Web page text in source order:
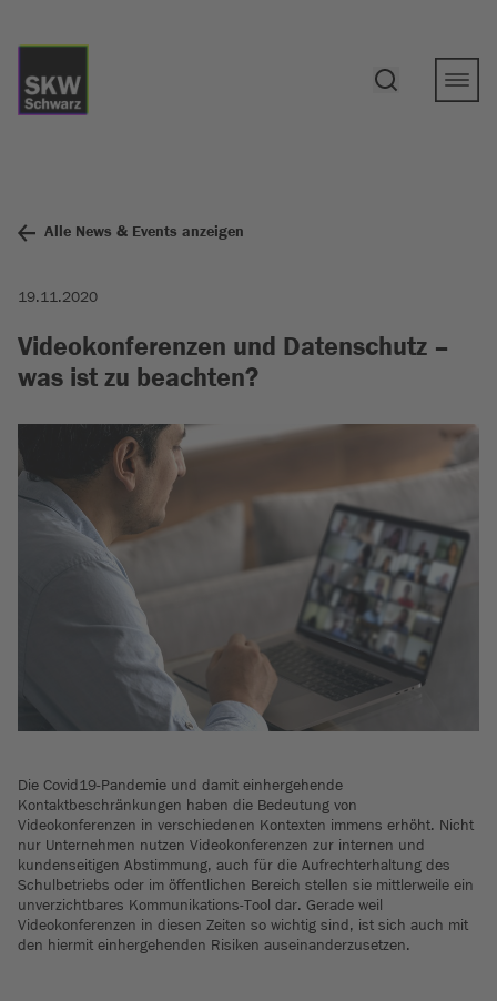
Alle News & Events anzeigen
19.11.2020
Videokonferenzen und Datenschutz –
was ist zu beachten?
Die Covid19-Pandemie und damit einhergehende
Kontaktbeschränkungen haben die Bedeutung von
Videokonferenzen in verschiedenen Kontexten immens erhöht. Nicht
nur Unternehmen nutzen Videokonferenzen zur internen und
kundenseitigen Abstimmung, auch für die Aufrechterhaltung des
Schulbetriebs oder im öffentlichen Bereich stellen sie mittlerweile ein
unverzichtbares Kommunikations-Tool dar. Gerade weil
Videokonferenzen in diesen Zeiten so wichtig sind, ist sich auch mit
den hiermit einhergehenden Risiken auseinanderzusetzen.